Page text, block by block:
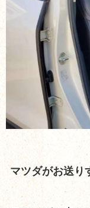
マツダがお送り